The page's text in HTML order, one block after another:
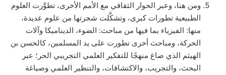
ومن هنا، وعبر الحوار الثقافي مع الأمم الأخرى، تطوَّرت العلوم
الطبيعية تطورات كبرى، وتشكَّلت شجرتها من علوم عديدة،
منها: الفيزياء بما فيها من مباحث: الضوء، الديناميكا وآلات
الحركة، ومباحث أخرى تطورت على يد المسلمين، كالحسن بن
الهيثم الذي صاغ منهجًا للتفكير العلمي التجريبي الحر؛ عبر
البحث، والتجريب، والاكتشافات، والتنظير العلمي وصياغة